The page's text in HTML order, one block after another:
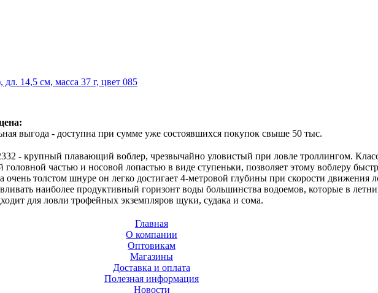
14,5 см, масса 37 г, цвет 085
выгода - доступна при сумме уже состоявшихся покупок свыше 50 тыс.
- крупный плавающий воблер, чрезвычайно уловистый при ловле троллингом.
головной частью и носовой лопастью в виде ступеньки, позволяет этому воблеру
очень толстом шнуре он легко достигает 4-метровой глубины при скорости движения
наиболее продуктивный горизонт воды большинства водоемов, которые в
для ловли трофейных экземпляров щуки, судака и сома.
Главная
О компании
Оптовикам
Магазины
Доставка и оплата
Полезная информация
Новости